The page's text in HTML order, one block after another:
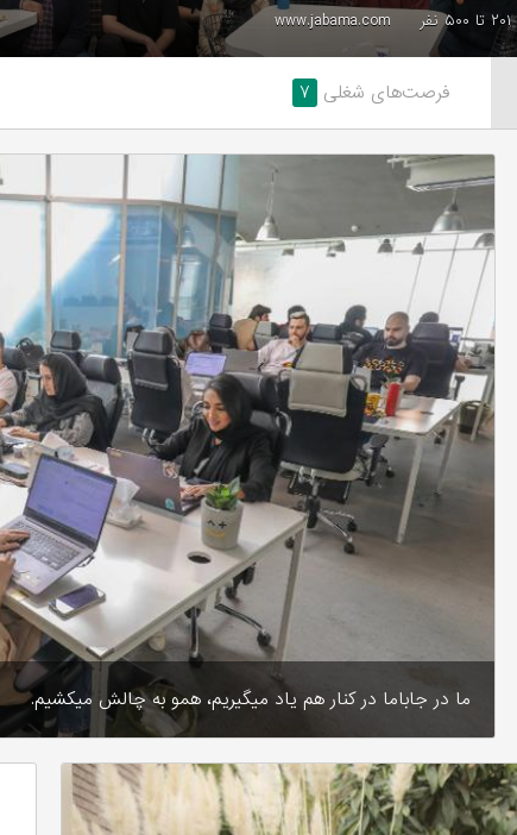
۲۰۱ تا ۵۰۰ نفر www.jabama.com
فرصت‌های شغلی ۷
ما در جاباما در کنار هم یاد میگیریم، همو به چالش میکشیم.